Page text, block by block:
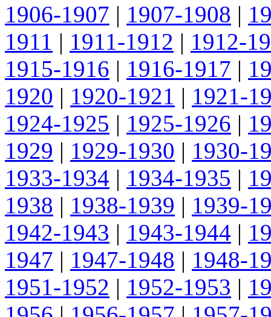
1906-1907 | 1907-1908 |
1911 | 1911-1912 | 1912-
1915-1916 | 1916-1917 |
1920 | 1920-1921 | 1921-
1924-1925 | 1925-1926 |
1929 | 1929-1930 | 1930-
1933-1934 | 1934-1935 |
1938 | 1938-1939 | 1939-
1942-1943 | 1943-1944 |
1947 | 1947-1948 | 1948-
1951-1952 | 1952-1953 |